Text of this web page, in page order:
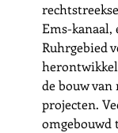
Ems-kanaal,
Ruhrgebied
de bouw
projecten.